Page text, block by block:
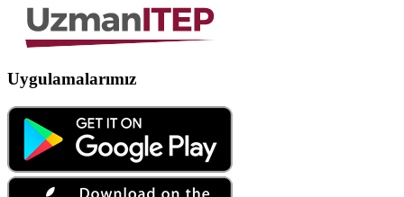
Uygulamalarımız